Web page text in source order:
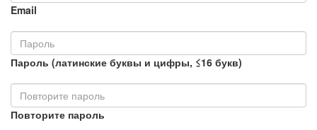
Email
Пароль (латинские буквы и цифры, ≤16 букв)
Повторите пароль